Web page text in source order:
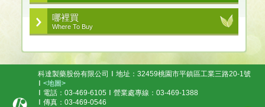
哪裡買
Where To Buy
科達製藥股份有限公司
地址：32459桃園市平鎮區工業三路20-1號
<地圖>
電話：03-469-6105
營業處專線：03-469-1388
傳真：03-469-0546